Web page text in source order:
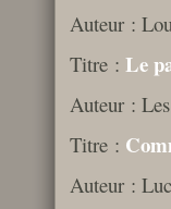
Auteur :
Titre : Le
Auteur :
Titre :
Auteur :